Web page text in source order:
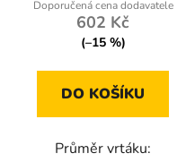
602 Kč
(–15 %)
DO KOŠÍKU
Průměr vrtáku: